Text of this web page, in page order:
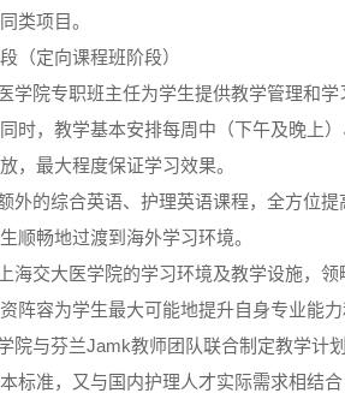
类项目。
（定向课程班阶段）
学院专职班主任为学生提供教学管理和
时，教学基本安排每周中（下午及晚上
，最大程度保证学习效果。
外的综合英语、护理英语课程，全方位
顺畅地过渡到海外学习环境。
海交大医学院的学习环境及教学设施，
阵容为学生最大可能地提升自身专业能力
院与芬兰Jamk教师团队联合制定教学计
标准，又与国内护理人才实际需求相结